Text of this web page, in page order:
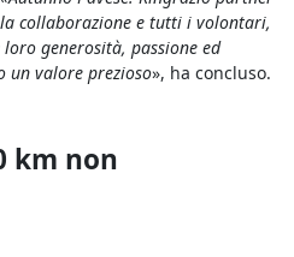
collaborazione e tutti i volontari,
generosità, passione ed
un valore prezioso», ha concluso.
km non